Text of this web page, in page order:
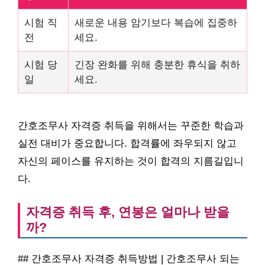
시험 직
전
새로운 내용 암기보다 복습에 집중하
세요.
시험 당
일
긴장 완화를 위해 충분한 휴식을 취하
세요.
간호조무사 자격증 취득을 위해서는 꾸준한 학습과
실전 대비가 중요합니다. 합격률에 좌우되지 않고
자신의 페이스를 유지하는 것이 합격의 지름길입니
다.
자격증 취득 후, 연봉은 얼마나 받을
까?
## 간호조무사 자격증 취득방법 | 간호조무사 되는